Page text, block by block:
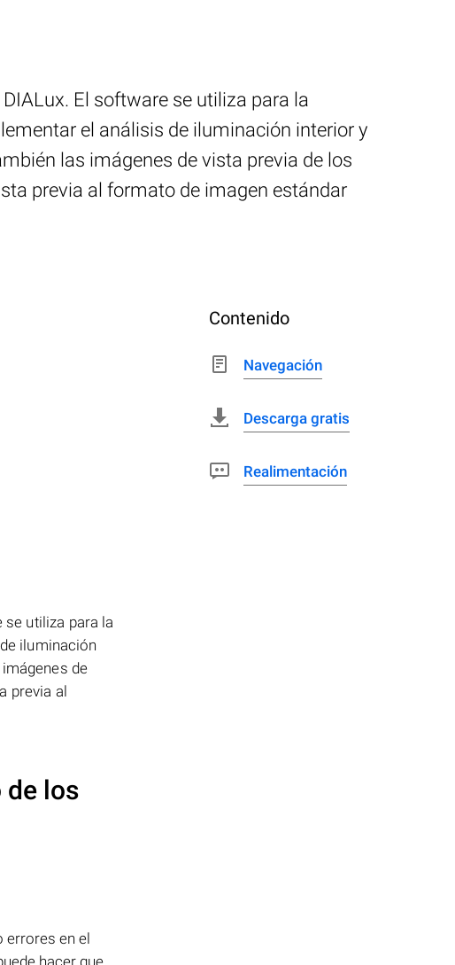
El software se utiliza para la
el análisis de iluminación interior y
las imágenes de vista previa de los
previa al formato de imagen estándar
utiliza para la
iluminación
de
previa al
de los
errores en el
hacer que
Contenido
Navegación
Descarga gratis
Realimentación